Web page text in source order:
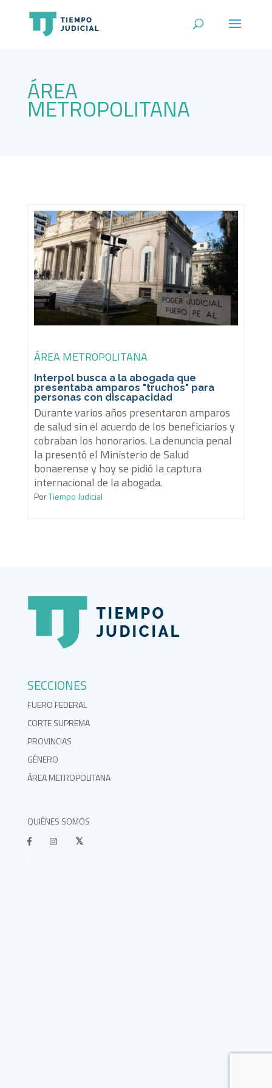
ÁREA
METROPOLITANA
ÁREA METROPOLITANA
Interpol busca a la abogada que
presentaba amparos "truchos" para
personas con discapacidad
Durante varios años presentaron amparos
de salud sin el acuerdo de los beneficiarios y
cobraban los honorarios. La denuncia penal
la presentó el Ministerio de Salud
bonaerense y hoy se pidió la captura
internacional de la abogada.
PorTiempo Judicial
SECCIONES
FUERO FEDERAL
CORTE SUPREMA
PROVINCIAS
GÉNERO
ÁREA METROPOLITANA
QUIÉNES SOMOS